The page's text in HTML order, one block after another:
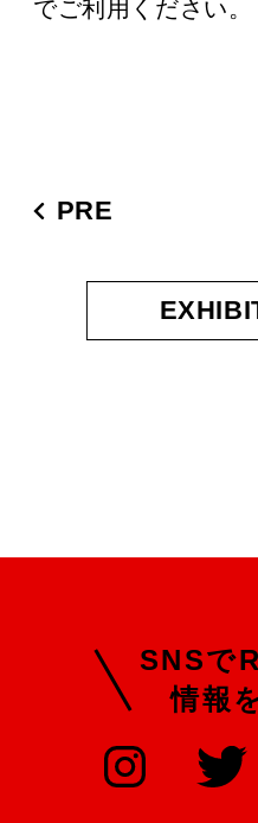
でご利用ください。
PRE
SNSで
情報